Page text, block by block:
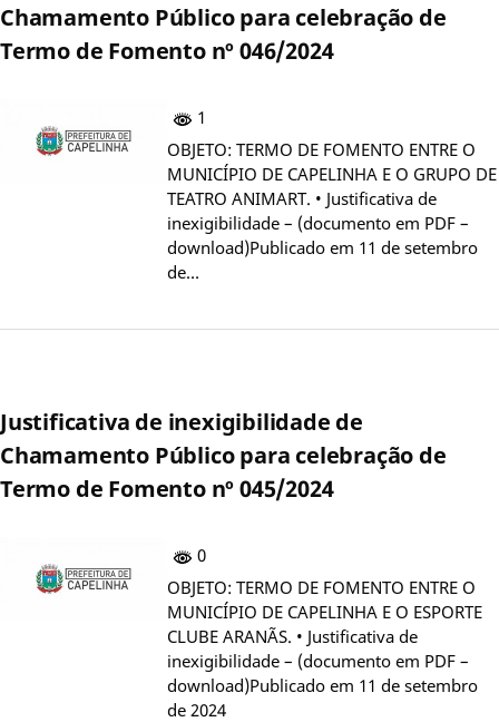
Chamamento Público para celebração de
Termo de Fomento nº 046/2024
1
OBJETO: TERMO DE FOMENTO ENTRE O
MUNICÍPIO DE CAPELINHA E O GRUPO DE
TEATRO ANIMART. • Justificativa de
inexigibilidade – (documento em PDF –
download)Publicado em 11 de setembro
de…
Justificativa de inexigibilidade de
Chamamento Público para celebração de
Termo de Fomento nº 045/2024
0
OBJETO: TERMO DE FOMENTO ENTRE O
MUNICÍPIO DE CAPELINHA E O ESPORTE
CLUBE ARANÃS. • Justificativa de
inexigibilidade – (documento em PDF –
download)Publicado em 11 de setembro
de 2024